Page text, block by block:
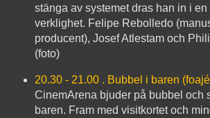
stänga av systemet dras han in i
verklighet. Felipe Rebolledo
producent), Josef Atlestam och
(foto)
20.30 - 21.00 . Bubbel i baren
CinemArena bjuder på bubbel och
baren. Fram med visitkortet och